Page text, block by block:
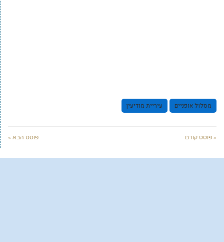
מסלול אופניים עיריית מודיעין
« פוסט קודם פוסט הבא »